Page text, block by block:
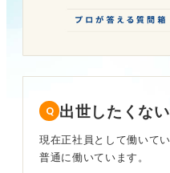
出世したくな
現在正社員として働いて
普通に働いています。